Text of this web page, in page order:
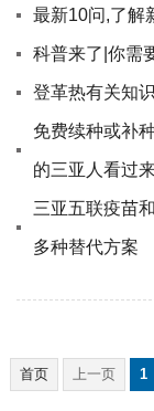
最新10问,了解
科普来了|你需
登革热有关知
免费续种或补
的三亚人看过来
三亚五联疫苗
多种替代方案
首页 上一页 1